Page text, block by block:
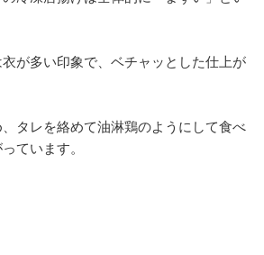
衣が多い印象で、ベチャッとした仕上が
タレを絡めて油淋鶏のようにして食べ
ています。